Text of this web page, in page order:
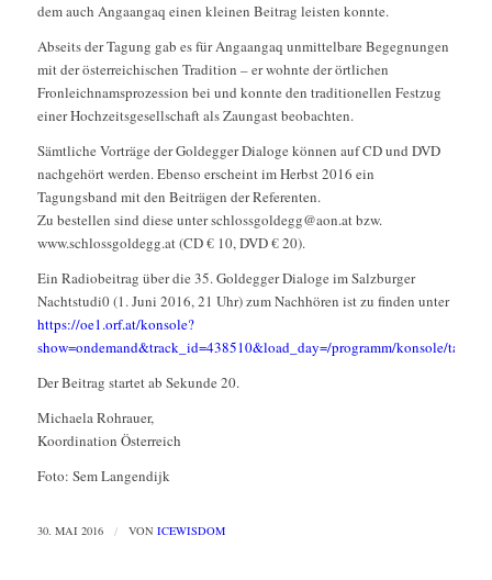
dem auch Angaangaq einen kleinen Beitrag leisten konnte.
Abseits der Tagung gab es für Angaangaq unmittelbare Begegnungen
mit der österreichischen Tradition – er wohnte der örtlichen
Fronleichnamsprozession bei und konnte den traditionellen Festzug
einer Hochzeitsgesellschaft als Zaungast beobachten.
Sämtliche Vorträge der Goldegger Dialoge können auf CD und DVD
nachgehört werden. Ebenso erscheint im Herbst 2016 ein
Tagungsband mit den Beiträgen der Referenten.
Zu bestellen sind diese unter schlossgoldegg@aon.at bzw.
www.schlossgoldegg.at (CD € 10, DVD € 20).
Ein Radiobeitrag über die 35. Goldegger Dialoge im Salzburger
Nachtstudi0 (1. Juni 2016, 21 Uhr) zum Nachhören ist zu finden unter
https://oe1.orf.at/konsole?
show=ondemand&track_id=438510&load_day=/programm/konsole/tag/
Der Beitrag startet ab Sekunde 20.
Michaela Rohrauer,
Koordination Österreich
Foto: Sem Langendijk
30. MAI 2016 / VON ICEWISDOM